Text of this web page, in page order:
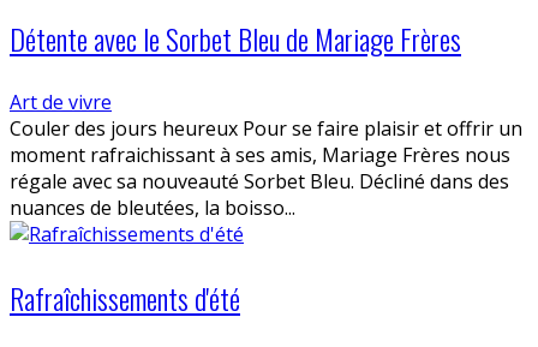
Détente avec le Sorbet Bleu de Mariage Frères
Art de vivre
Couler des jours heureux Pour se faire plaisir et offrir un
moment rafraichissant à ses amis, Mariage Frères nous
régale avec sa nouveauté Sorbet Bleu. Décliné dans des
nuances de bleutées, la boisso...
Rafraîchissements d'été